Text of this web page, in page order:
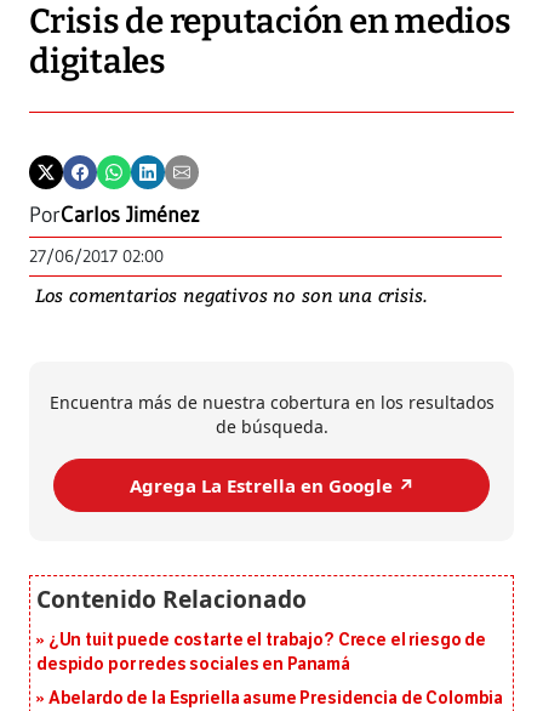
Crisis de reputación en medios
digitales
PorCarlos Jiménez
27/06/2017 02:00
Los comentarios negativos no son una crisis.
Encuentra más de nuestra cobertura en los resultados
de búsqueda.
Agrega La Estrella en Google ↗️
¿Un tuit puede costarte el trabajo? Crece el riesgo de
despido por redes sociales en Panamá
Abelardo de la Espriella asume Presidencia de Colombia